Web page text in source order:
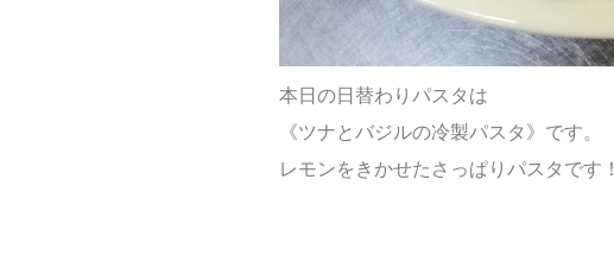
本日の日替わりパスタは
《ツナとバジルの冷製パスタ》です。
レモンをきかせたさっぱりパスタです！